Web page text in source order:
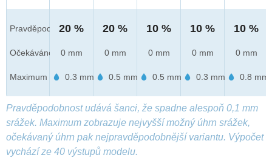
Pravděpod.
Očekáváno
Maximum
20 %
0 mm
0.3 mm
20 %
0 mm
0.5 mm
10 %
0 mm
0.5 mm
10 %
0 mm
0.3 mm
10 %
0 mm
0.8 mm
Pravděpodobnost udává šanci, že spadne alespoň 0,1 mm
srážek. Maximum zobrazuje nejvyšší možný úhrn srážek,
očekávaný úhrn pak nejpravděpodobnější variantu. Výpočet
vychází ze 40 výstupů modelu.